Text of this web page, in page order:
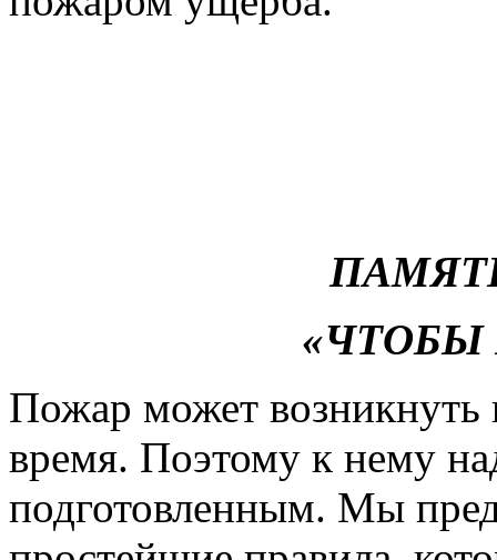
«ЧТОБЫ
Пожар может
время. Поэтому к нему
подготовленным. Мы